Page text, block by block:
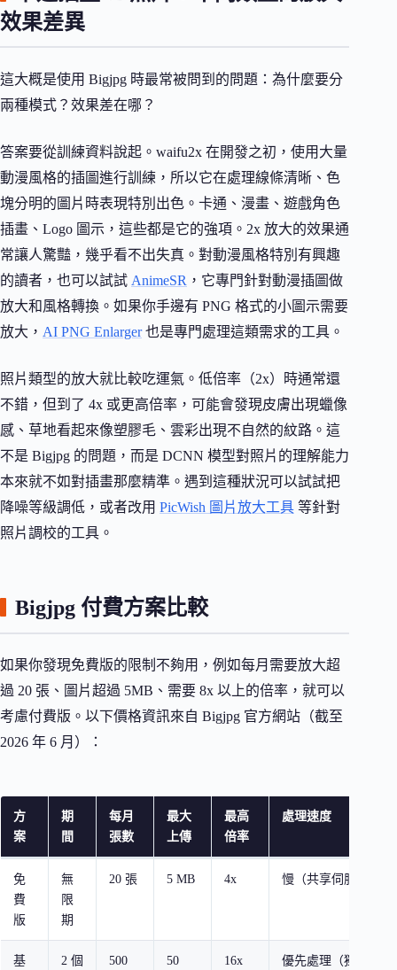
效果差異
這大概是使用 Bigjpg 時最常被問到的問題：為什麼要分
兩種模式？效果差在哪？
答案要從訓練資料說起。waifu2x 在開發之初，使用大量
動漫風格的插圖進行訓練，所以它在處理線條清晰、色
塊分明的圖片時表現特別出色。卡通、漫畫、遊戲角色
插畫、Logo 圖示，這些都是它的強項。2x 放大的效果通
常讓人驚豔，幾乎看不出失真。對動漫風格特別有興趣
的讀者，也可以試試 AnimeSR ，它專門針對動漫插圖做
放大和風格轉換。如果你手邊有 PNG 格式的小圖示需要
放大， AI PNG Enlarger也是專門處理這類需求的工具。
照片類型的放大就比較吃運氣。低倍率（2x）時通常還
不錯，但到了 4x 或更高倍率，可能會發現皮膚出現蠟像
感、草地看起來像塑膠毛、雲彩出現不自然的紋路。這
不是 Bigjpg 的問題，而是 DCNN 模型對照片的理解能力
本來就不如對插畫那麼精準。遇到這種狀況可以試試把
降噪等級調低，或者改用 PicWish 圖片放大工具 等針對
照片調校的工具。
Bigjpg 付費方案比較
如果你發現免費版的限制不夠用，例如每月需要放大超
過 20 張、圖片超過 5MB、需要 8x 以上的倍率，就可以
考慮付費版。以下價格資訊來自 Bigjpg 官方網站（截至
2026 年 6 月）：
方
案
期
間
每月
張數
最大
上傳
最高
倍率
處理速度
免
費
版
無
限
期
20 張 5 MB 4x 慢（共享伺服器）
基 2 個 500 50 16x 優先處理（獨立伺